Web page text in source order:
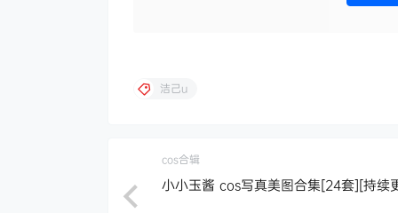
洁己u
cos合辑
小小玉酱 cos写真美图合集[24套][持续